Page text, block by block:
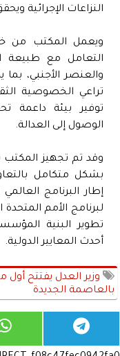
النزاعات الإجرائية
ويعمل المكتب من
التعامل مع طبيعة
والعنصر الأجنبي،
تراعي الخصوصية
توفير بيئة داعمة
الوصول إلى العدالة.
وقد تم تجهيز المكتب
بشكل متكامل
إطار البرنامج
لبرنامج الأمم المتحدة
تطوير البنية
أحدث المعايير الدولية.
وزير العدل يفتتح أول
بالعاصمة الجديدة